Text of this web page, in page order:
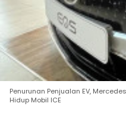
Penurunan Penjualan EV,
Hidup Mobil ICE